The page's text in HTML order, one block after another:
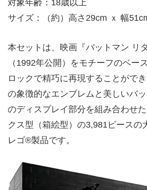
対象年齢：18歳以上
サイズ：（約）高さ29cm ｘ 幅
本セットは、映画『バットマン リ
（1992年公開）をモチーフのベー
ロックで精巧に再現することがで
の象徴的なエンブレムと美しいバ
のディスプレイ部分を組み合わせ
クス型（箱絵型）の3,981ピースの
レゴ®製品です。